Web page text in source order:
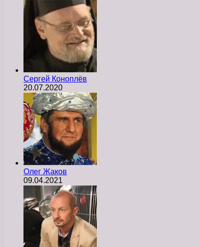
Сергей Коноплёв
20.07.2020
Олег Жаков
09.04.2021